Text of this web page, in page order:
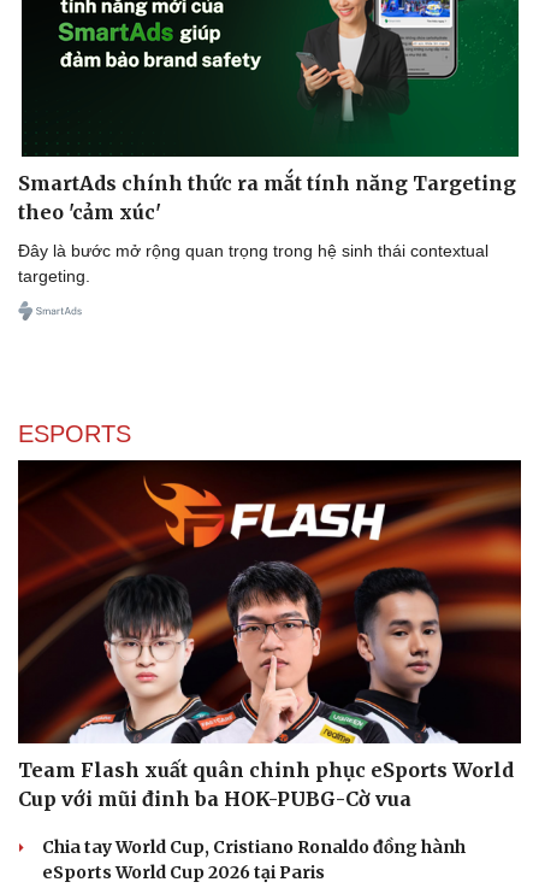
Văn hóa
Sân khấu - Điện ảnh
Văn học
Di sản
Giải trí
Nghệ sĩ
Thời trang
Sao Việt
SmartAds chính thức ra mắt tính năng Targeting
theo 'cảm xúc'
Đây là bước mở rộng quan trọng trong hệ sinh thái contextual
targeting.
ESPORTS
Team Flash xuất quân chinh phục eSports World
Cup với mũi đinh ba HOK-PUBG-Cờ vua
Chia tay World Cup, Cristiano Ronaldo đồng hành
eSports World Cup 2026 tại Paris